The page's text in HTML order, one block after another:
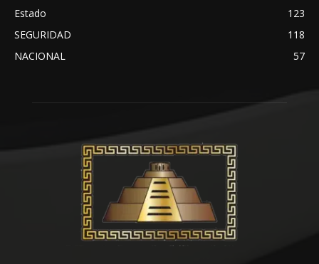
Estado
123
SEGURIDAD
118
NACIONAL
57